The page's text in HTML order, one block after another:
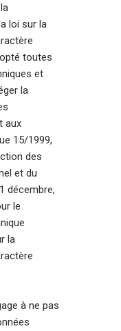
loi sur la
toutes
et
la
aux
15/1999,
des
et du
décembre,
le
la
à ne pas